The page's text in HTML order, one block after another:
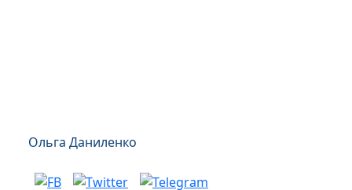
Ольга Даниленко